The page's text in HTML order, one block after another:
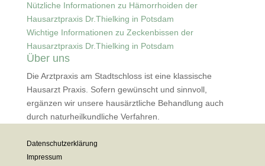
Nützliche Informationen zu Hämorrhoiden der
Hausarztpraxis Dr.Thielking in Potsdam
Wichtige Informationen zu Zeckenbissen der
Hausarztpraxis Dr.Thielking in Potsdam
Über uns
Die Arztpraxis am Stadtschloss ist eine klassische
Hausarzt Praxis. Sofern gewünscht und sinnvoll,
ergänzen wir unsere hausärztliche Behandlung auch
durch naturheilkundliche Verfahren.
Datenschutzerklärung
Impressum